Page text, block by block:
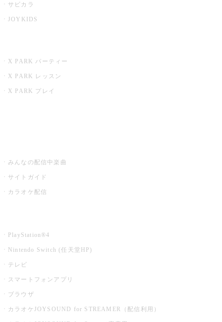
サビカラ
JOYKIDS
X PARK パーティー
X PARK レッスン
X PARK プレイ
みんなの配信中楽曲
サイトガイド
カラオケ配信
PlayStation®4
Nintendo Switch (任天堂HP)
テレビ
スマートフォンアプリ
ブラウザ
カラオケJOYSOUND for STREAMER（配信利用）